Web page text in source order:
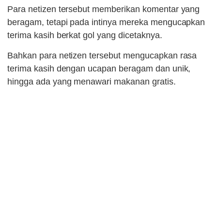
Para netizen tersebut memberikan komentar yang
beragam, tetapi pada intinya mereka mengucapkan
terima kasih berkat gol yang dicetaknya.
Bahkan para netizen tersebut mengucapkan rasa
terima kasih dengan ucapan beragam dan unik,
hingga ada yang menawari makanan gratis.